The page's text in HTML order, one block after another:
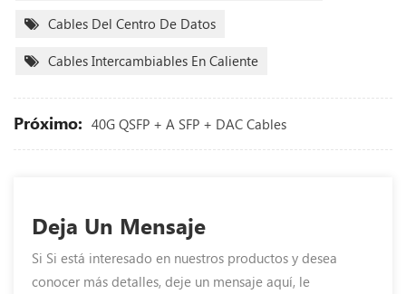
Cables Del Centro De Datos
Cables Intercambiables En Caliente
Próximo: 40G QSFP + A SFP + DAC Cables
Deja Un Mensaje
Si Si está interesado en nuestros productos y desea
conocer más detalles, deje un mensaje aquí, le